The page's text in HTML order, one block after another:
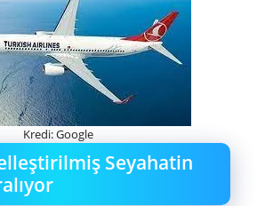
Kredi: Google
Seyahatin